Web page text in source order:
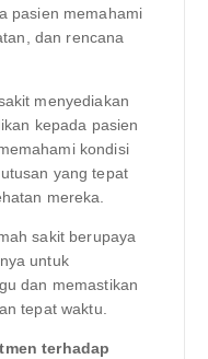
pasien memahami
dan rencana
menyediakan
kepada pasien
kondisi
yang tepat
mereka.
sakit berupaya
untuk
dan memastikan
tepat waktu.
terhadap